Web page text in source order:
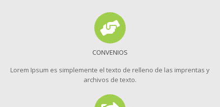
CONVENIOS
Lorem Ipsum es simplemente el texto de relleno de las imprentas y
archivos de texto.